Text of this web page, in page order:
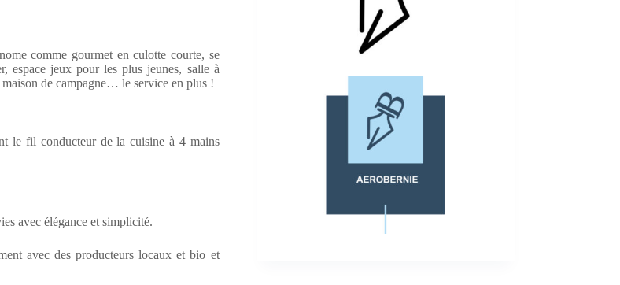
comme gourmet en culotte courte, se
espace jeux pour les plus jeunes, salle à
de campagne… le service en plus !
le fil conducteur de la cuisine à 4 mains
avec élégance et simplicité.
avec des producteurs locaux et bio et